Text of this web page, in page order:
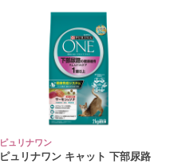
ピュリナワン
ピュリナワン キャット 下部尿路